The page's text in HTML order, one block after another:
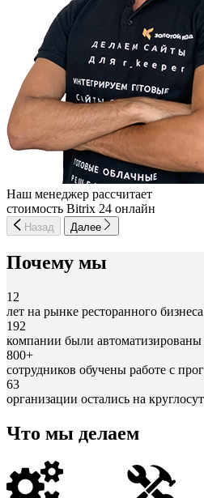
Наш менеджер рассчитает
стоимость Bitrix 24 онлайн
Назад Далее
Почему мы
12
лет на рынке ресторанного бизнеса
192
компании были
800+
сотрудников обучены работе с
63
организации остались на
Что мы делаем